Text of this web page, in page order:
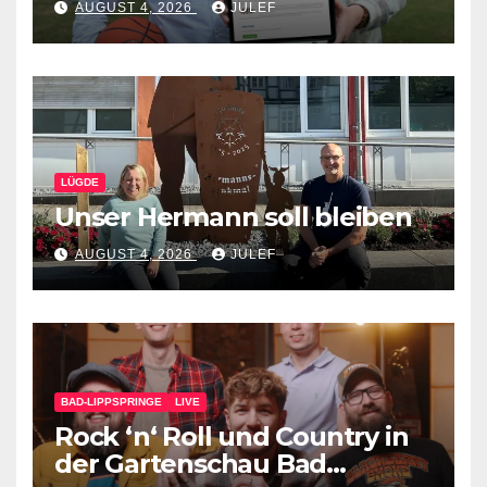
Verein
AUGUST 4, 2026 JULEF
LÜGDE
Unser Hermann soll bleiben
AUGUST 4, 2026 JULEF
BAD-LIPPSPRINGE LIVE
Rock ‘n‘ Roll und Country in
der Gartenschau Bad